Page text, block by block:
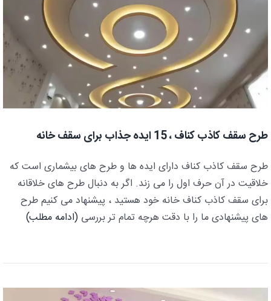
طرح سقف کاذب کناف ، 15 ایده جذاب برای سقف خانه
طرح سقف کاذب کناف دارای ایده ها و طرح های بیشماری است که
خلاقیت در آن حرف اول را می زند. اگر به دنبال طرح های خلاقانه
برای سقف کاذب کناف خانه خود هستید ، پیشنهاد می کنیم طرح
های پیشنهادی ما را با دقت هرچه تمام تر بررسی (ادامه مطلب)